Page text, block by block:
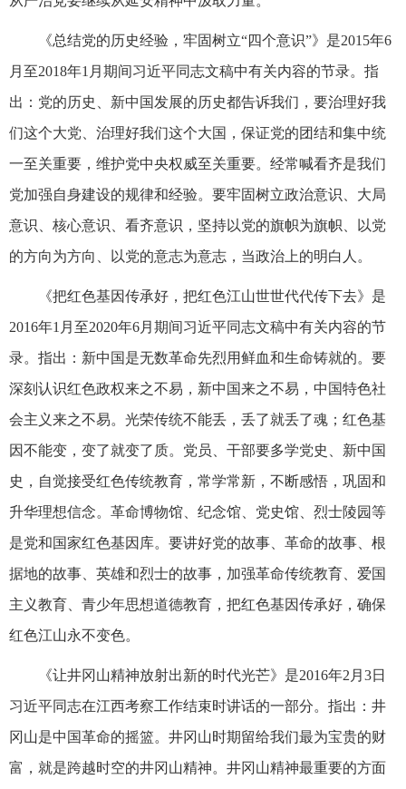
《总结党的历史经验，牢固树立“四个意识”》是2015年6
月至2018年1月期间习近平同志文稿中有关内容的节录。指
出：党的历史、新中国发展的历史都告诉我们，要治理好我
们这个大党、治理好我们这个大国，保证党的团结和集中统
一至关重要，维护党中央权威至关重要。经常喊看齐是我们
党加强自身建设的规律和经验。要牢固树立政治意识、大局
意识、核心意识、看齐意识，坚持以党的旗帜为旗帜、以党
的方向为方向、以党的意志为意志，当政治上的明白人。
《把红色基因传承好，把红色江山世世代代传下去》是
2016年1月至2020年6月期间习近平同志文稿中有关内容的节
录。指出：新中国是无数革命先烈用鲜血和生命铸就的。要
深刻认识红色政权来之不易，新中国来之不易，中国特色社
会主义来之不易。光荣传统不能丢，丢了就丢了魂；红色基
因不能变，变了就变了质。党员、干部要多学党史、新中国
史，自觉接受红色传统教育，常学常新，不断感悟，巩固和
升华理想信念。革命博物馆、纪念馆、党史馆、烈士陵园等
是党和国家红色基因库。要讲好党的故事、革命的故事、根
据地的故事、英雄和烈士的故事，加强革命传统教育、爱国
主义教育、青少年思想道德教育，把红色基因传承好，确保
红色江山永不变色。
《让井冈山精神放射出新的时代光芒》是2016年2月3日
习近平同志在江西考察工作结束时讲话的一部分。指出：井
冈山是中国革命的摇篮。井冈山时期留给我们最为宝贵的财
富，就是跨越时空的井冈山精神。井冈山精神最重要的方面